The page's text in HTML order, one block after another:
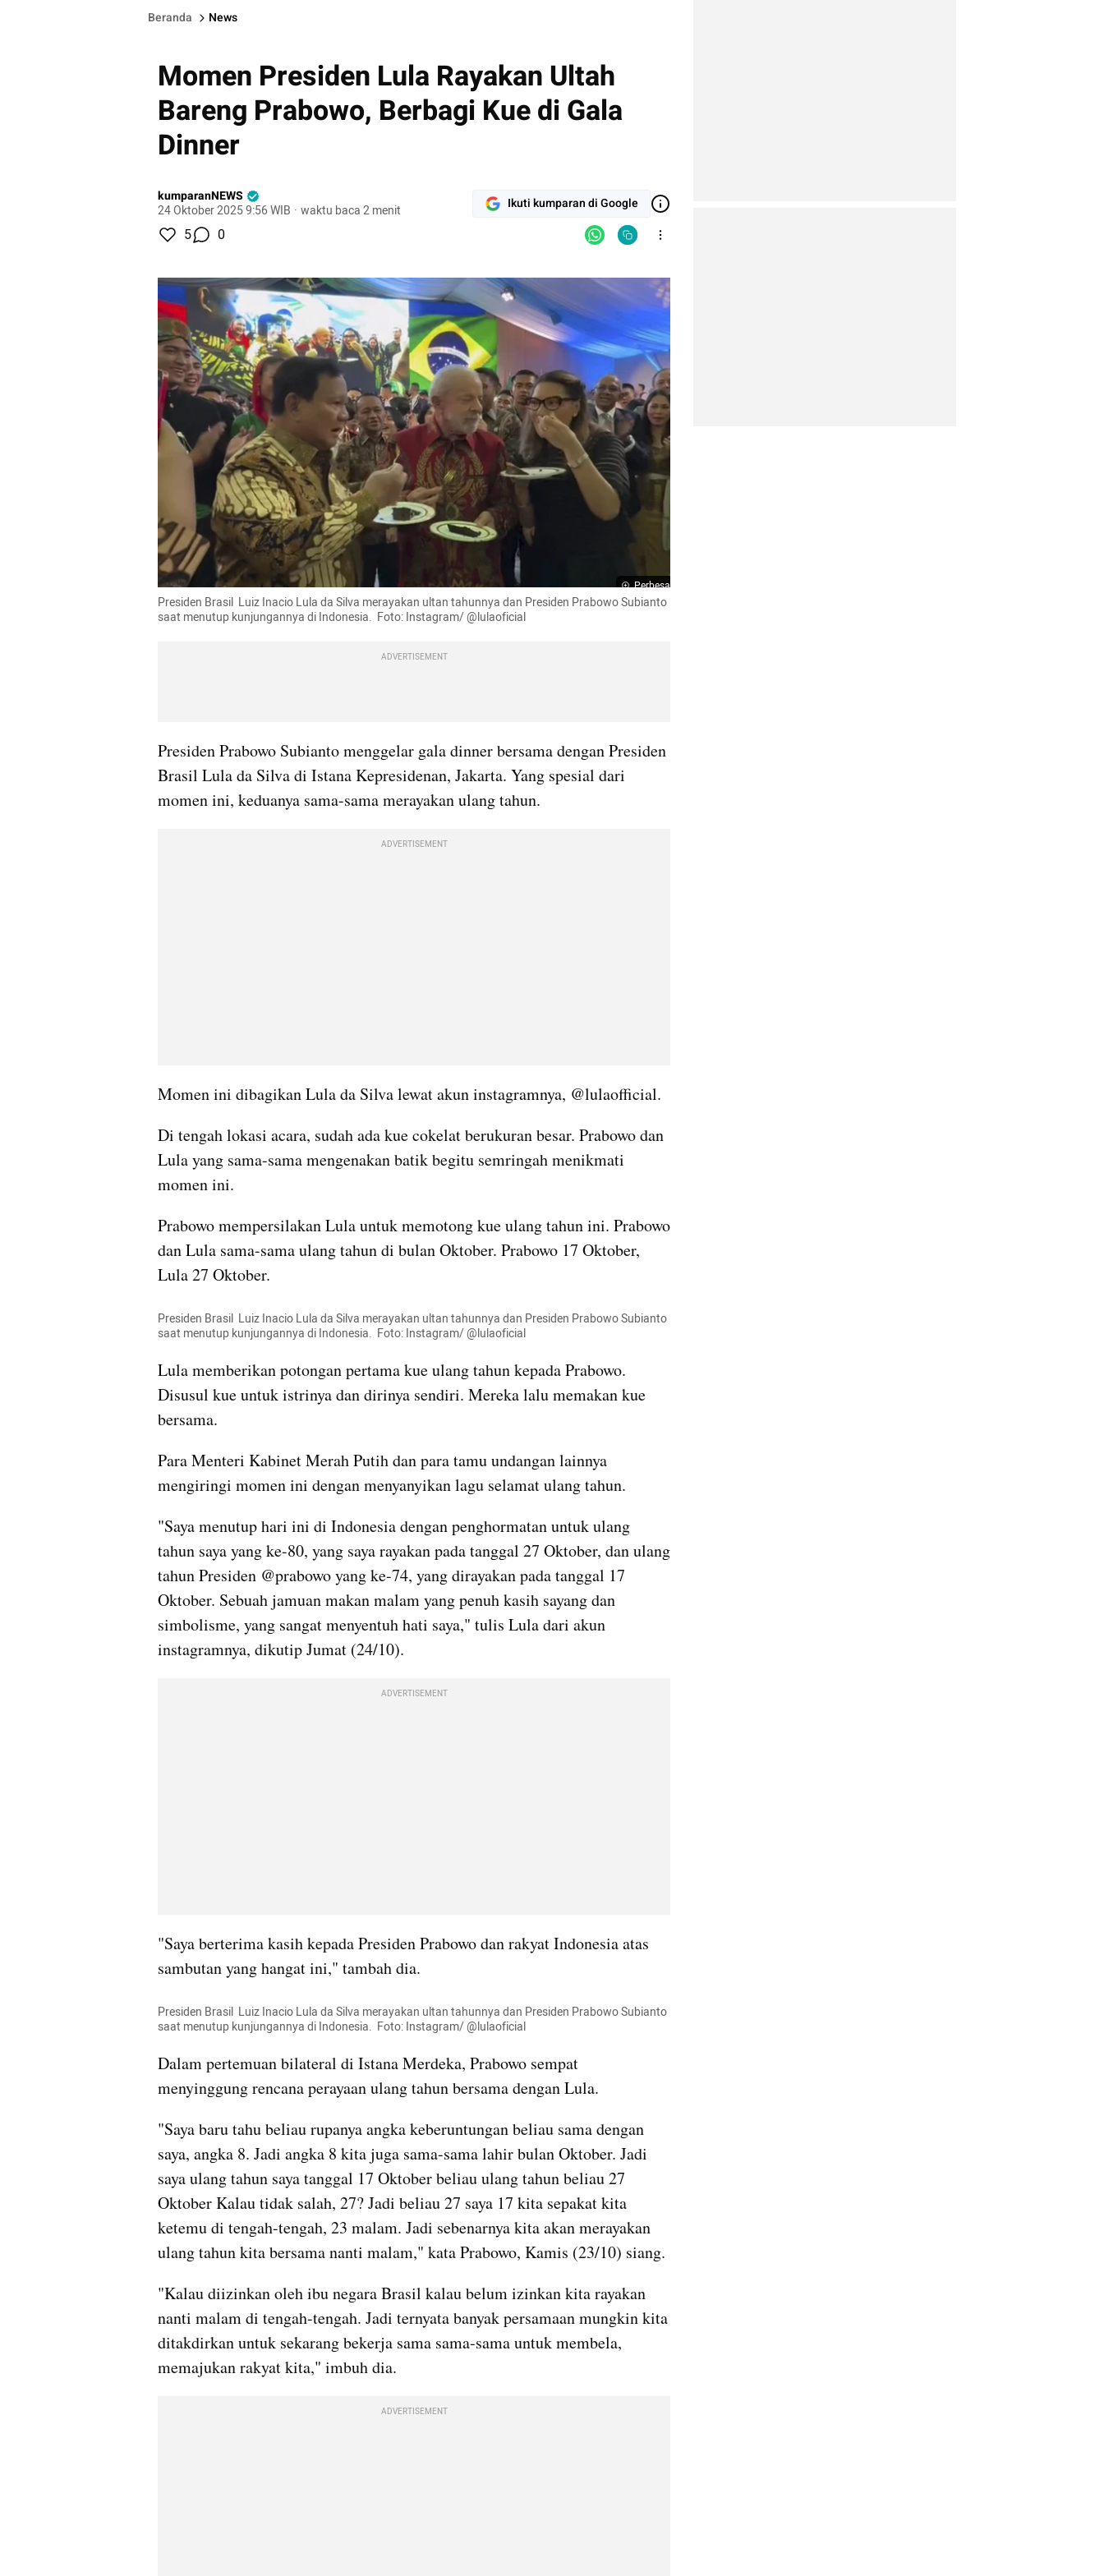
Beranda News
Momen Presiden Lula Rayakan Ultah
Bareng Prabowo, Berbagi Kue di Gala
Dinner
kumparanNEWS
24 Oktober 2025 9:56 WIB · waktu baca 2 menit Ikuti kumparan di Google
5 0
Perbesar
Presiden Brasil  Luiz Inacio Lula da Silva merayakan ultan tahunnya dan Presiden Prabowo Subianto
saat menutup kunjungannya di Indonesia.  Foto: Instagram/ @lulaoficial
ADVERTISEMENT
Presiden Prabowo Subianto menggelar gala dinner bersama dengan Presiden
Brasil Lula da Silva di Istana Kepresidenan, Jakarta. Yang spesial dari
momen ini, keduanya sama-sama merayakan ulang tahun.
ADVERTISEMENT
Momen ini dibagikan Lula da Silva lewat akun instagramnya, @lulaofficial.
Di tengah lokasi acara, sudah ada kue cokelat berukuran besar. Prabowo dan
Lula yang sama-sama mengenakan batik begitu semringah menikmati
momen ini.
Prabowo mempersilakan Lula untuk memotong kue ulang tahun ini. Prabowo
dan Lula sama-sama ulang tahun di bulan Oktober. Prabowo 17 Oktober,
Lula 27 Oktober.
Presiden Brasil  Luiz Inacio Lula da Silva merayakan ultan tahunnya dan Presiden Prabowo Subianto
saat menutup kunjungannya di Indonesia.  Foto: Instagram/ @lulaoficial
Lula memberikan potongan pertama kue ulang tahun kepada Prabowo.
Disusul kue untuk istrinya dan dirinya sendiri. Mereka lalu memakan kue
bersama.
Para Menteri Kabinet Merah Putih dan para tamu undangan lainnya
mengiringi momen ini dengan menyanyikan lagu selamat ulang tahun.
"Saya menutup hari ini di Indonesia dengan penghormatan untuk ulang
tahun saya yang ke-80, yang saya rayakan pada tanggal 27 Oktober, dan ulang
tahun Presiden @prabowo yang ke-74, yang dirayakan pada tanggal 17
Oktober. Sebuah jamuan makan malam yang penuh kasih sayang dan
simbolisme, yang sangat menyentuh hati saya," tulis Lula dari akun
instagramnya, dikutip Jumat (24/10).
ADVERTISEMENT
"Saya berterima kasih kepada Presiden Prabowo dan rakyat Indonesia atas
sambutan yang hangat ini," tambah dia.
Presiden Brasil  Luiz Inacio Lula da Silva merayakan ultan tahunnya dan Presiden Prabowo Subianto
saat menutup kunjungannya di Indonesia.  Foto: Instagram/ @lulaoficial
Dalam pertemuan bilateral di Istana Merdeka, Prabowo sempat
menyinggung rencana perayaan ulang tahun bersama dengan Lula.
"Saya baru tahu beliau rupanya angka keberuntungan beliau sama dengan
saya, angka 8. Jadi angka 8 kita juga sama-sama lahir bulan Oktober. Jadi
saya ulang tahun saya tanggal 17 Oktober beliau ulang tahun beliau 27
Oktober Kalau tidak salah, 27? Jadi beliau 27 saya 17 kita sepakat kita
ketemu di tengah-tengah, 23 malam. Jadi sebenarnya kita akan merayakan
ulang tahun kita bersama nanti malam," kata Prabowo, Kamis (23/10) siang.
"Kalau diizinkan oleh ibu negara Brasil kalau belum izinkan kita rayakan
nanti malam di tengah-tengah. Jadi ternyata banyak persamaan mungkin kita
ditakdirkan untuk sekarang bekerja sama sama-sama untuk membela,
memajukan rakyat kita," imbuh dia.
ADVERTISEMENT